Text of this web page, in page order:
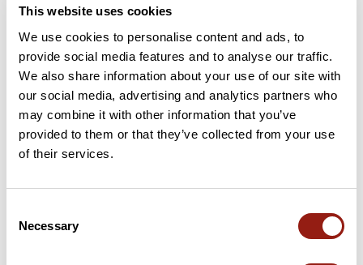
This website uses cookies
We use cookies to personalise content and ads, to
provide social media features and to analyse our traffic.
We also share information about your use of our site with
our social media, advertising and analytics partners who
may combine it with other information that you’ve
provided to them or that they’ve collected from your use
of their services.
Selection
Necessary
Añadir una opinión
Puertos a lo largo de la ruta
41 km Col de Lizarrieta
244 m